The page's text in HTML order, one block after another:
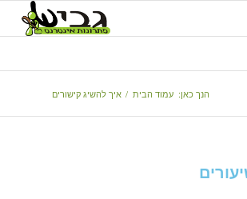
הנך כאן: עמוד הבית / איך להשיג קישורים